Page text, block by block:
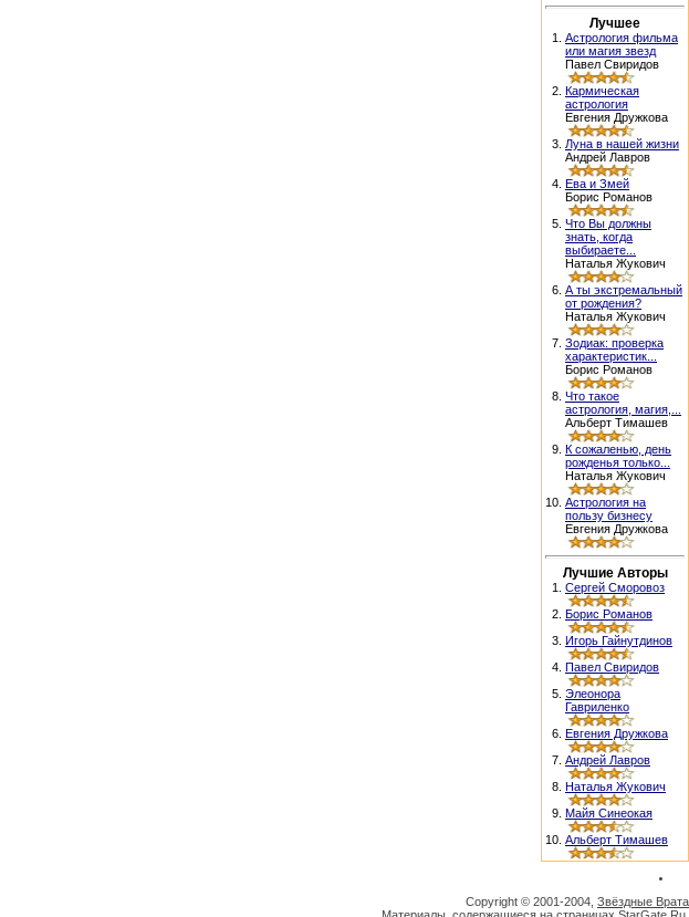
Лучшее
1. Астрология фильма
или магия звезд
Павел Свиридов
2. Кармическая
астрология
Евгения Дружкова
3. Луна в нашей жизни
Андрей Лавров
4. Ева и Змей
Борис Романов
5. Что Вы должны
знать, когда
выбираете...
Наталья Жукович
6. А ты экстремальный
от рождения?
Наталья Жукович
7. Зодиак: проверка
характеристик...
Борис Романов
8. Что такое
астрология, магия,...
Альберт Тимашев
9. К сожаленью, день
рожденья только...
Наталья Жукович
10. Астрология на
пользу бизнесу
Евгения Дружкова
Лучшие Авторы
1. Сергей Сморовоз
2. Борис Романов
3. Игорь Гайнутдинов
4. Павел Свиридов
5. Элеонора
Гавриленко
6. Евгения Дружкова
7. Андрей Лавров
8. Наталья Жукович
9. Майя Синеокая
10. Альберт Тимашев
Copyright © 2001-2004, Звёздные Врата